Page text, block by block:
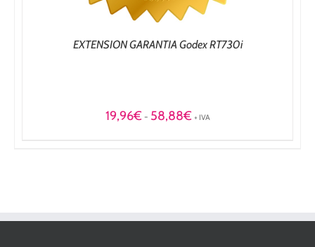
EXTENSION GARANTIA Godex RT730i
19,96€ - 58,88€Rango
+ IVA